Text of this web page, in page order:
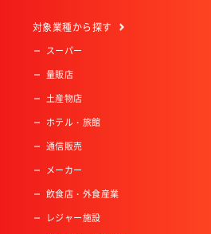
対象業種から探す
スーパー
量販店
土産物店
ホテル・旅館
通信販売
メーカー
飲食店・外食産業
レジャー施設